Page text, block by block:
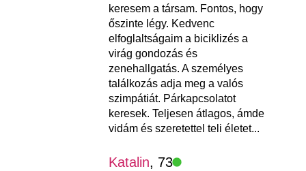
keresem a társam. Fontos, hogy
őszinte légy. Kedvenc
elfoglaltságaim a biciklizés a
virág gondozás és
zenehallgatás. A személyes
találkozás adja meg a valós
szimpátiát. Párkapcsolatot
keresek. Teljesen átlagos, ámde
vidám és szeretettel teli életet...
Katalin, 73